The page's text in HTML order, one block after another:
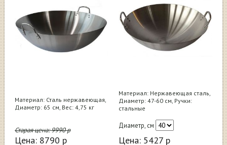
Материал: Сталь нержавеющая,
Диаметр: 65 см, Вес: 4,75 кг
Старая цена:9990р
Цена: 8790 р
Материал: Нержавеющая сталь,
Диаметр: 47-60 см, Ручки:
стальные
Диаметр, см
Цена: 5427 р